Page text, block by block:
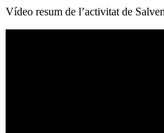
Vídeo resum de l’activitat de